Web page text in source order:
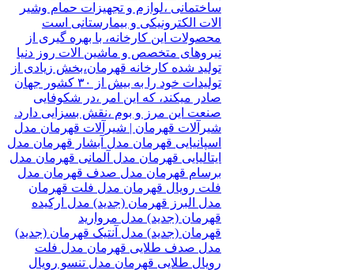
ساختمانی ،لوازم و تجهیزات حمام وشیر
الات الکترونیکی و بیمارستانی است
محصولات این کارخانه، با بهره گیری از
نیروهای متخصص و ماشین الات روز دنیا
تولید شده کارخانه قهرمان،بخش زیادی از
تولیدات خود را به بیش از ۳۰ کشور جهان
صادر میکند، که این امر ،در شکوفایی
صنعت این مرز و بوم ،نقش بسزایی دارد.
شیرآلات قهرمان | شیرآلات قهرمان مدل
اسپانیایی قهرمان مدل آبشار قهرمان مدل
ایتالیایی قهرمان مدل آلمانی قهرمان مدل
برسام قهرمان مدل صدف قهرمان مدل
فلت رویال قهرمان مدل فلت قهرمان
مدل البرز قهرمان (جدید) مدل ارکیده
قهرمان (جدید) مدل مروارید
قهرمان (جدید) مدل آنتیک قهرمان (جدید)
مدل صدف طلایی قهرمان مدل فلت
رویال طلایی قهرمان مدل تنسو رویال